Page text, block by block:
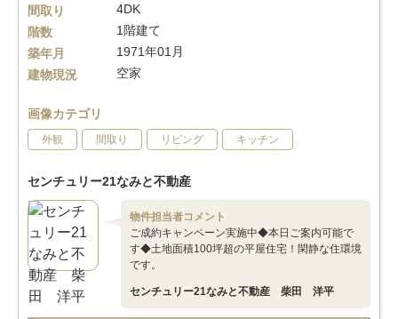
間取り
4DK
階数
1階建て
築年月
1971年01月
建物現況
空家
画像カテゴリ
外観 間取り リビング キッチン
センチュリー21なみと不動産
物件担当者コメント
ご成約キャンペーン実施中◆本日ご案内可能で
す◆土地面積100坪超の平屋住宅！閑静な住環境
です。
センチュリー21なみと不動産 柴田 洋平